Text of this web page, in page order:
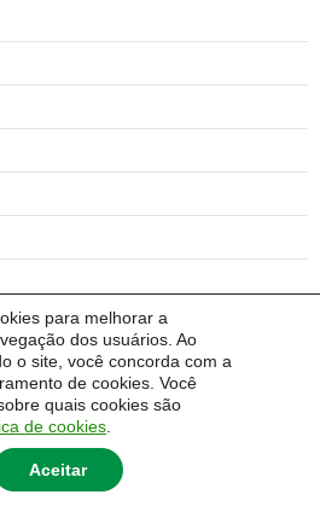
para melhorar a
dos usuários. Ao
o site, você concorda com a
de cookies. Você
quais cookies são
de cookies
Aceitar